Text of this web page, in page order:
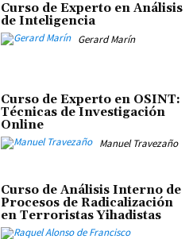
Curso de Experto en Análisis
de Inteligencia
Gerard Marín
Curso de Experto en OSINT:
Técnicas de Investigación
Online
Manuel Travezaño
Curso de Análisis Interno de
Procesos de Radicalización
en Terroristas Yihadistas